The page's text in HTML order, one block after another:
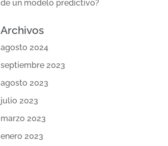
de un modelo predictivo?
Archivos
agosto 2024
septiembre 2023
agosto 2023
julio 2023
marzo 2023
enero 2023